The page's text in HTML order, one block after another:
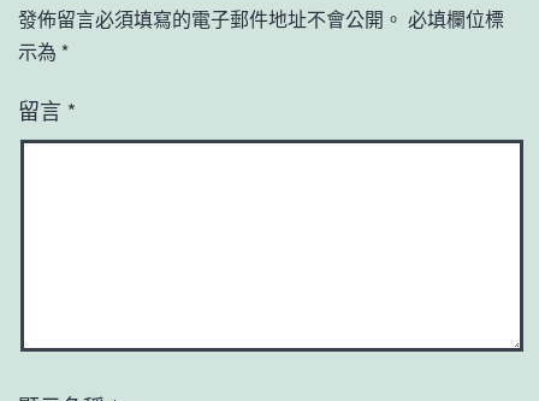
發佈留言必須填寫的電子郵件地址不會公開。 必填欄位標
示為 *
留言 *